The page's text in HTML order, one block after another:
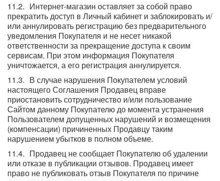
Интернет-магазин оставляет за собой право
прекратить доступ в Личный кабинет и заблокировать и/
или аннулировать регистрацию без предварительного
уведомления Покупателя и не несет никакой
ответственности за прекращение доступа к своим
сервисам. При этом информация Покупателя
уничтожается, а его регистрация аннулируется.
В случае нарушения Покупателем условий
настоящего Соглашения Продавец вправе
приостановить сотрудничество и/или пользование
Сайтом данному Покупателю до момента устранения
Пользователем допущенных нарушений и возмещения
(компенсации) причиненных Продавцу таким
нарушением убытков в полном объеме.
Продавец не сообщает Покупателю об удалении
или отказе в публикации отзывов. Продавец имеет
право не публиковать отзыв Покупателя по причине